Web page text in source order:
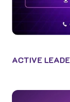
ACTIVE